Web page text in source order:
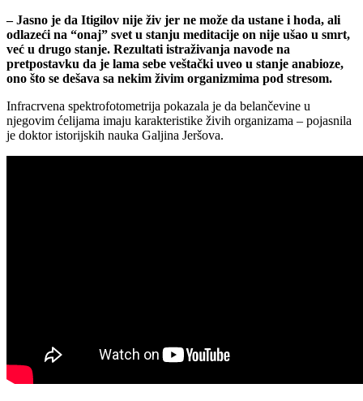
– Jasno je da Itigilov nije živ jer ne može da ustane i hoda, ali
odlazeći na “onaj” svet u stanju meditacije on nije ušao u smrt,
već u drugo stanje. Rezultati istraživanja navode na
pretpostavku da je lama sebe veštački uveo u stanje anabioze,
ono što se dešava sa nekim živim organizmima pod stresom.
Infracrvena spektrofotometrija pokazala je da belančevine u
njegovim ćelijama imaju karakteristike živih organizama – pojasnila
je doktor istorijskih nauka Galjina Jeršova.